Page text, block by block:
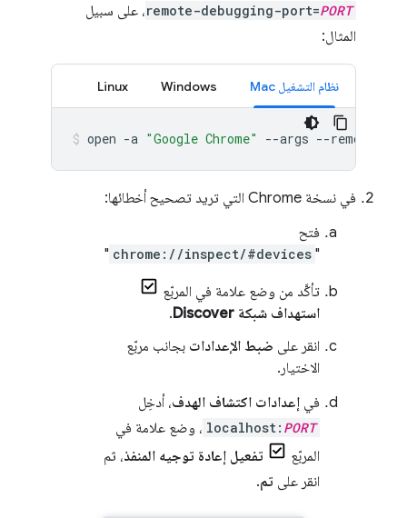
remote-debugging-port=PORT
، على سبيل
المثال:
نظام التشغيل Mac Windows
Linux
open -a "Google Chrome" --args --remote-
في نسخة Chrome التي تريد تصحيح أخطائها:
فتح
"
chrome://inspect/#devices
"
تأكَّد من وضع علامة في المربّع
استهداف شبكة Discover
.
انقر على ضبط الإعدادات بجانب مربّع
الاختيار.
في إعدادات اكتشاف الهدف، أدخِل
localhost: PORT
، وضع علامة في
المربّع
تفعيل إعادة توجيه المنفذ، ثم
انقر على تم.